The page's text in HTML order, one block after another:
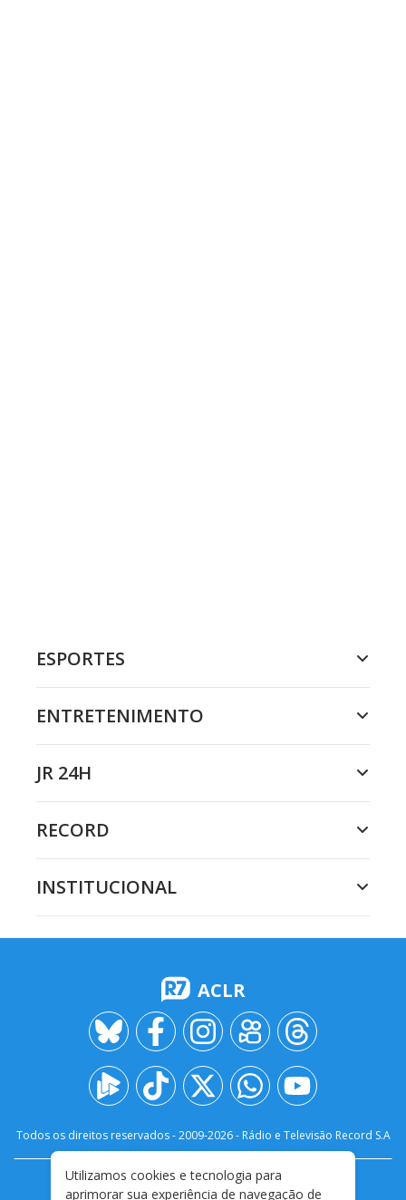
ESPORTES
ENTRETENIMENTO
JR 24H
RECORD
INSTITUCIONAL
ACLR
Todos os direitos reservados - 2009-2026- Rádio e Televisão Record S.A
FALE CONOSCO PRIVACIDADE
Utilizamos cookies e tecnologia para
aprimorar sua experiência de navegação de